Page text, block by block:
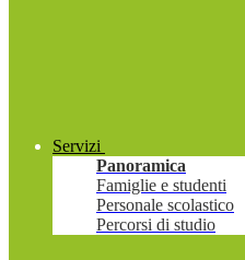
Servizi
Panoramica
Famiglie e studenti
Personale scolastico
Percorsi di studio